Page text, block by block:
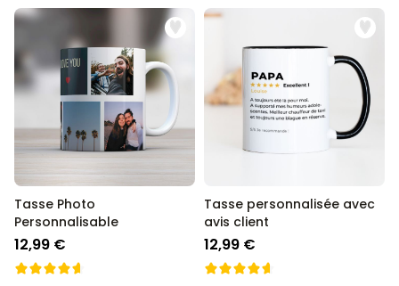
Tasse Photo
Personnalisable
12,99 €
Tasse personnalisée avec
avis client
12,99 €